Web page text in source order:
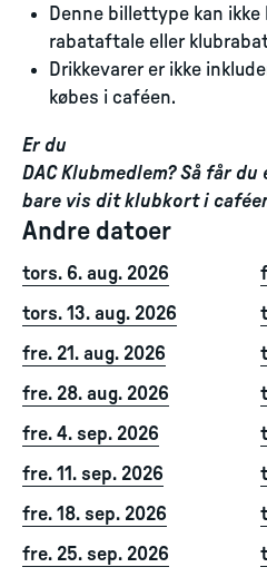
Denne billettype kan ikke
rabataftale eller
Drikkevarer er ikke
købes i caféen.
Er du
DAC Klubmedlem? Så får
bare vis dit klubkort i
Andre datoer
tors. 6. aug. 2026
tors. 13. aug. 2026
fre. 21. aug. 2026
fre. 28. aug. 2026
fre. 4. sep. 2026
fre. 11. sep. 2026
fre. 18. sep. 2026
fre. 25. sep. 2026